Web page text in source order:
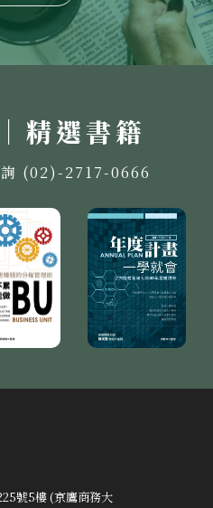
精選書籍
詢 (02)-2717-0666
號5樓 (京鷹商務大